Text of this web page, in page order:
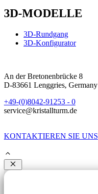
3D-MODELLE
3D-Rundgang
3D-Konfigurator
An der Bretonenbrücke 8
D-83661 Lenggries, Germany
+49-(0)8042-91253 - 0
service@kristallturm.de
KONTAKTIEREN SIE UNS
Schließen